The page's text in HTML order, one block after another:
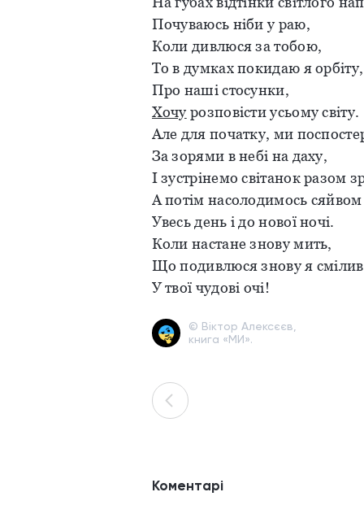
Почуваюсь ніби у раю,
Коли дивлюся за тобою,
То в думках покидаю я орбіту,
Про наші стосунки,
Хочурозповісти усьому світу.
Але для початку, ми
За зорями в небі на даху,
І зустрінемо світанок разом
А потім насолодимось
Увесь день і до нової ночі.
Коли настане знову мить,
Що подивлюся знову я
У твої чудові очі!
© Віктор Алексєєв,
книга «МИ».
Коментарі